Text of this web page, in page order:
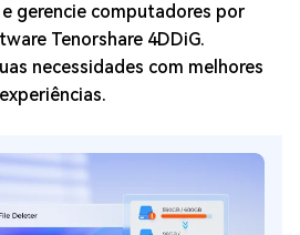
e gerencie computadores por
Tenorshare 4DDiG.
necessidades com melhores
experiências.